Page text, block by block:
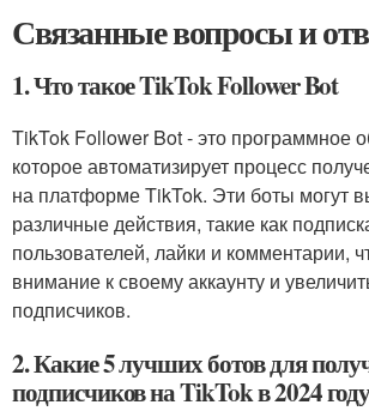
Связанные вопросы и
1. Что такое TikTok Follower Bot
TikTok Follower Bot - это программное
которое автоматизирует процесс
на платформе TikTok. Эти боты могут
различные действия, такие как
пользователей, лайки и комментарии,
внимание к своему аккаунту и
подписчиков.
2. Какие 5 лучших ботов для
подписчиков на TikTok в 2024